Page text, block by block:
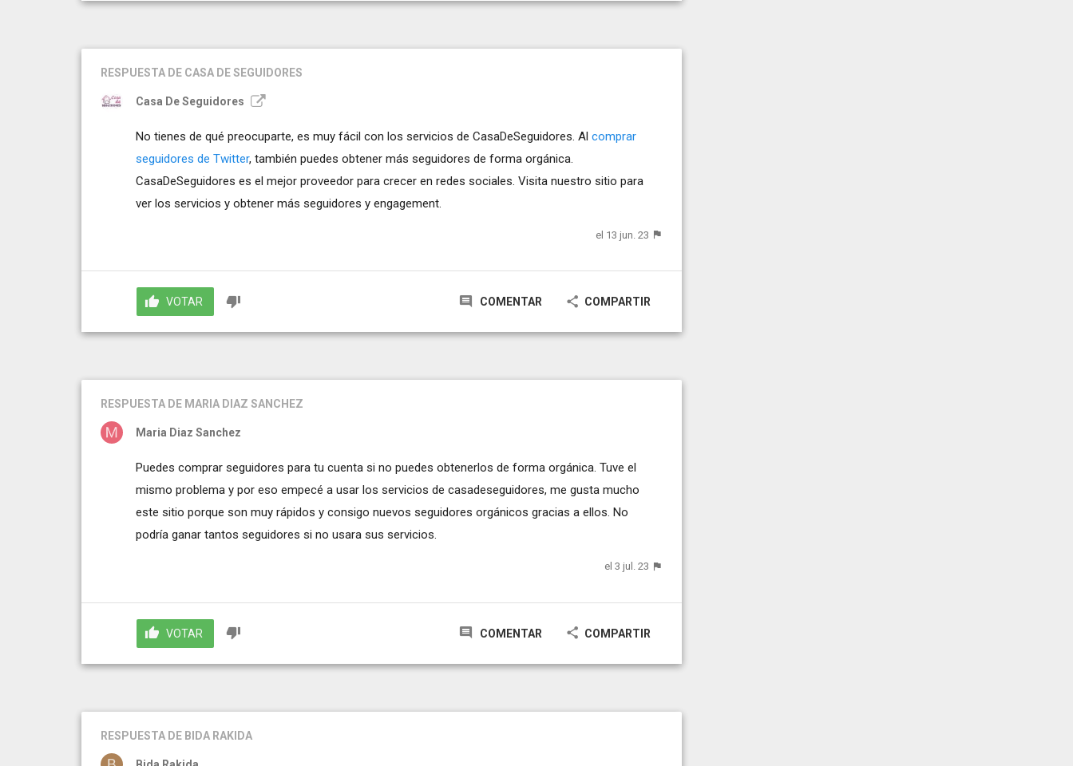
RESPUESTA DE CASA DE SEGUIDORES
Casa De Seguidores
No tienes de qué preocuparte, es muy fácil con los servicios de CasaDeSeguidores. Al comprar
seguidores de Twitter, también puedes obtener más seguidores de forma orgánica.
CasaDeSeguidores es el mejor proveedor para crecer en redes sociales. Visita nuestro sitio para
ver los servicios y obtener más seguidores y engagement.
el 13 jun. 23
VOTAR COMENTAR COMPARTIR
RESPUESTA DE MARIA DIAZ SANCHEZ
Maria Diaz Sanchez
Puedes comprar seguidores para tu cuenta si no puedes obtenerlos de forma orgánica. Tuve el
mismo problema y por eso empecé a usar los servicios de casadeseguidores, me gusta mucho
este sitio porque son muy rápidos y consigo nuevos seguidores orgánicos gracias a ellos. No
podría ganar tantos seguidores si no usara sus servicios.
el 3 jul. 23
VOTAR COMENTAR COMPARTIR
RESPUESTA DE BIDA RAKIDA